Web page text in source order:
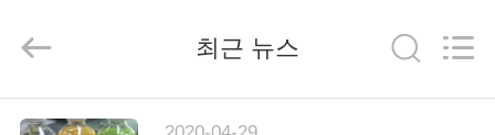
집
Shenzhen
Weigu
Co.,
최근 뉴스